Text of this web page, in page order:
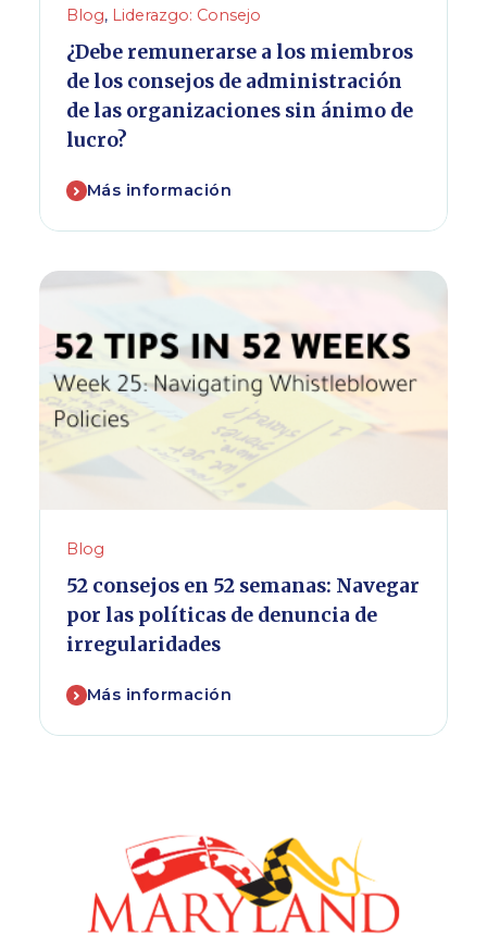
Blog, Liderazgo: Consejo
¿Debe remunerarse a los miembros
de los consejos de administración
de las organizaciones sin ánimo de
lucro?
Más información
Blog
52 consejos en 52 semanas: Navegar
por las políticas de denuncia de
irregularidades
Más información